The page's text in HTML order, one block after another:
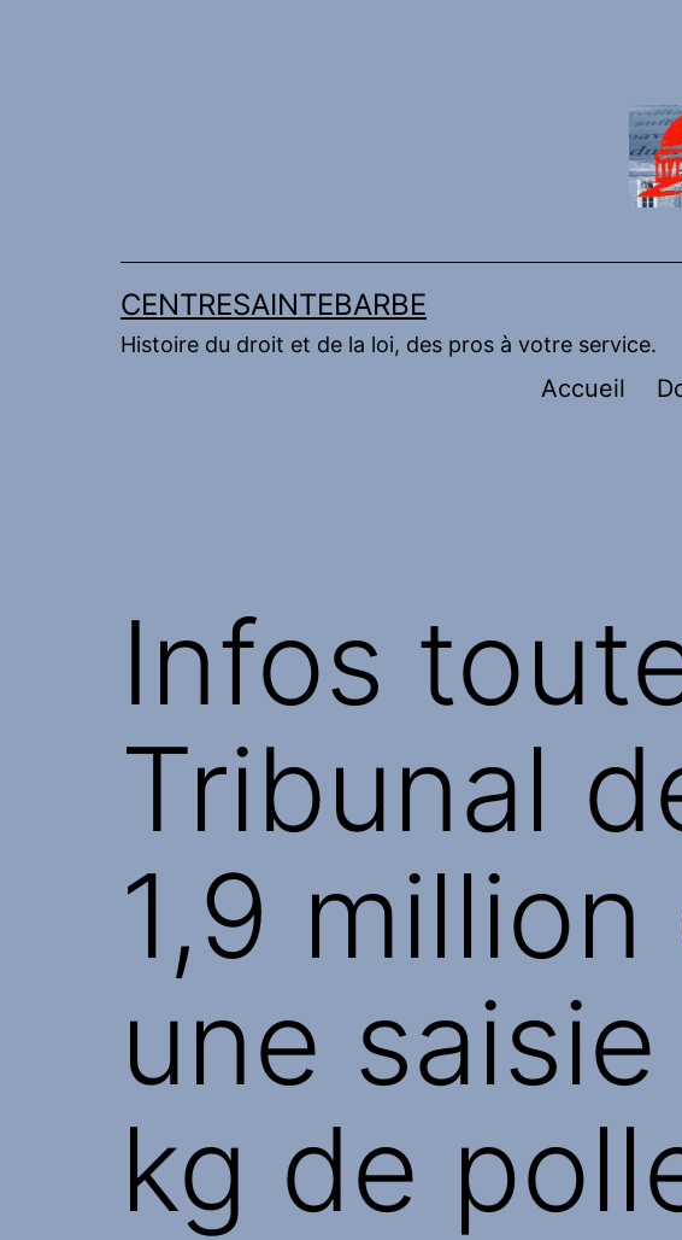
CENTRESAINTEBARBE
Histoire du droit et de la loi, des pros à votre service.
Accueil
Infos
Tribunal
1,9 million
une
kg de